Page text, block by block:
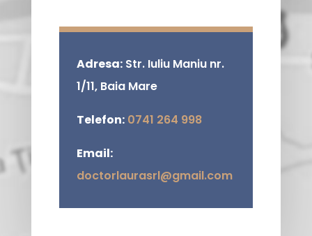
Adresa:Str. Iuliu Maniu nr.
1/11, Baia Mare
Telefon: 0741 264 998
Email:
doctorlaurasrl@gmail.com